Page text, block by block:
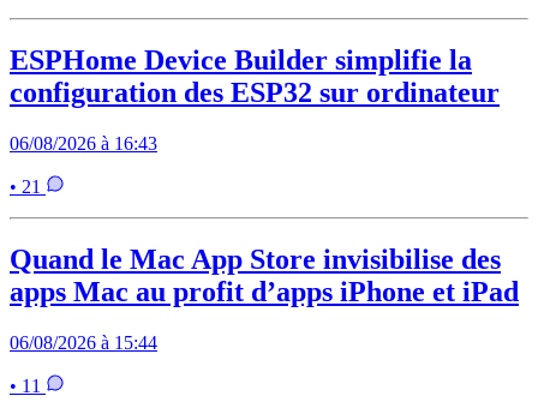
ESPHome Device Builder simplifie la
configuration des ESP32 sur ordinateur
06/08/2026 à 16:43
• 21
Quand le Mac App Store invisibilise des
apps Mac au profit d’apps iPhone et iPad
06/08/2026 à 15:44
• 11